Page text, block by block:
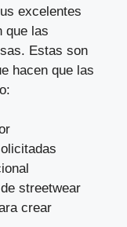
excelentes
que las
Estas son
hacen que las
streetwear
crear